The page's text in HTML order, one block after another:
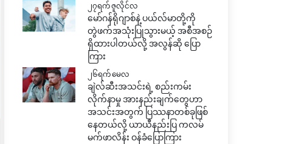
၂၇ရက် ဇူလိုင်လ
မော်ဂန်ရိုဂျာစ်နဲ့ ပယ်လ်မာတို့ကို
တွဲဖက်အသုံးပြုသွားမယ့် အစီအစဉ်
ရှိထားပါတယ်လို့ အလွန်ဆို ပြော
ကြား
၂၆ရက် မေလ
ချဲလ်ဆီးအသင်းရဲ့ စည်းကမ်း
လိုက်နာမှု အားနည်းချက်တွေဟာ
အသင်းအတွက် ပြဿနာတစ်ခုဖြစ်
နေတယ်လို့ ယာယီနည်းပြ ကလမ်
မက်ဖာလိန်း ဝန်ခံပြောကြား